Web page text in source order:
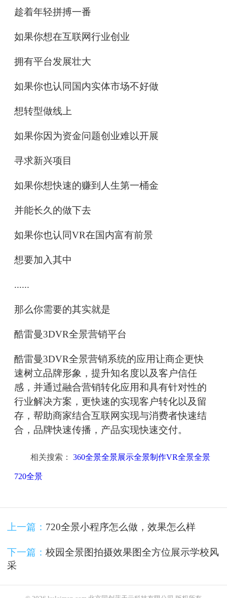
趁着年轻拼搏一番
如果你想在互联网行业创业
拥有平台发展壮大
如果你也认同国内实体市场不好做
想转型做线上
如果你因为资金问题创业难以开展
寻求新兴项目
如果你想快速的赚到人生第一桶金
并能长久的做下去
如果你也认同VR在国内富有前景
想要加入其中
......
那么你需要的其实就是
酷雷曼3DVR全景营销平台
酷雷曼3DVR全景营销系统的应用让商企更快
速树立品牌形象，提升知名度以及客户信任
感，并通过融合营销转化应用和具有针对性的
行业解决方案，更快速的实现客户转化以及留
存，帮助商家结合互联网实现与消费者快速结
合，品牌快速传播，产品实现快速交付。
相关搜索： 360全景全景展示全景制作VR全景全景
720全景
上一篇： 720全景小程序怎么做，效果怎么样
下一篇： 校园全景图拍摄效果图全方位展示学校风
采